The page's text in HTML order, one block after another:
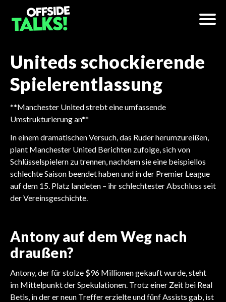
Uniteds schockierende
Spielerentlassung
**Manchester United strebt eine umfassende
Umstrukturierung an**
In einem dramatischen Versuch, das Ruder herumzureißen,
plant Manchester United Berichten zufolge, sich von
Schlüsselspielern zu trennen, nachdem sie eine beispiellos
schlechte Saison beendet haben und in der Premier League
auf dem 15. Platz landeten – ihr schlechtester Abschluss seit
der Vereinsgeschichte.
Antony auf dem Weg nach
draußen?
Antony, der für stolze $96 Millionen gekauft wurde, steht
im Mittelpunkt der Spekulationen. Trotz einer Zeit bei Real
Betis, in der er neun Treffer erzielte und fünf Assists gab, ist